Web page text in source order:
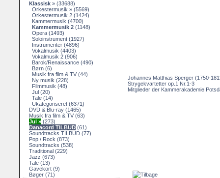
Klassisk » (33688)
Orkestermusik » (5569)
Orkestermusik 2 (1424)
Kammermusik (4700)
Kammermusik 2 (1148)
Opera (1493)
Soloinstrument (1927)
Instrumenter (4896)
Vokalmusik (4403)
Vokalmusik 2 (906)
Barok/Renaissance (490)
Børn (6)
Musik fra film & TV (44)
Ny musik (228)
Filmmusik (48)
Jul (20)
Tale (14)
Ukategoriseret (6371)
DVD & Blu-ray (1465)
Musik fra film & TV (63)
Jul » (273)
Danacord TILBUD (61)
Soundtracks TILBUD (77)
Pop / Rock (873)
Soundtracks (538)
Traditional (229)
Jazz (673)
Tale (13)
Gavekort (9)
Bøger (71)
Johannes Matthias Sperger (1750-
Strygekvartetter op.1 Nr.1-3
Mitglieder der Kammerakademie